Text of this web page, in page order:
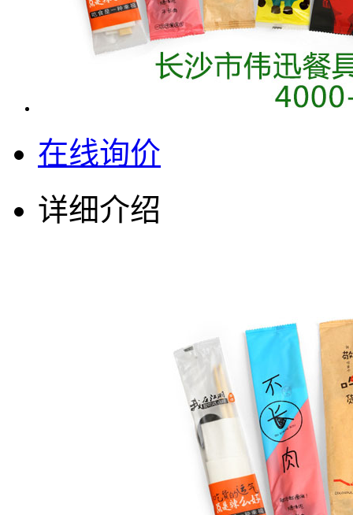
在线询价
详细介绍